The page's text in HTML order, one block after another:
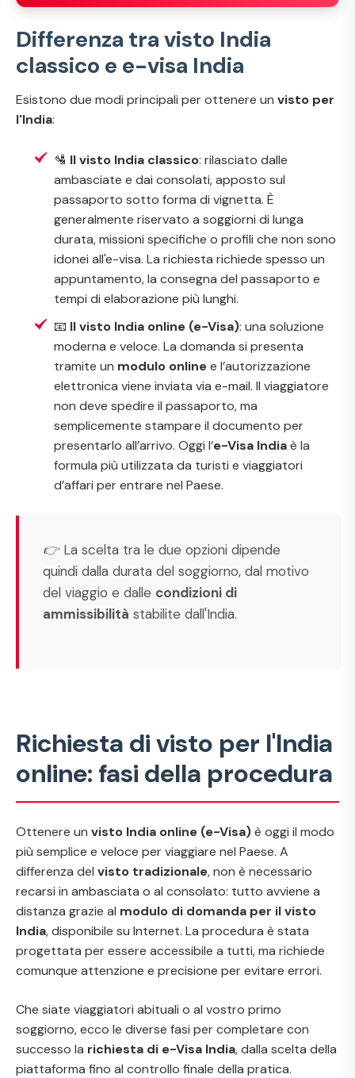
Differenza tra visto India
classico e e-visa India
Esistono due modi principali per ottenere un visto per
l'India:
🛂 Il visto India classico: rilasciato dalle
ambasciate e dai consolati, apposto sul
passaporto sotto forma di vignetta. È
generalmente riservato a soggiorni di lunga
durata, missioni specifiche o profili che non sono
idonei all'e-visa. La richiesta richiede spesso un
appuntamento, la consegna del passaporto e
tempi di elaborazione più lunghi.
📧 Il visto India online (e-Visa): una soluzione
moderna e veloce. La domanda si presenta
tramite un modulo onlinee l’autorizzazione
elettronica viene inviata via e-mail. Il viaggiatore
non deve spedire il passaporto, ma
semplicemente stampare il documento per
presentarlo all’arrivo. Oggi l’e-Visa Indiaè la
formula più utilizzata da turisti e viaggiatori
d’affari per entrare nel Paese.
👉 La scelta tra le due opzioni dipende
quindi dalla durata del soggiorno, dal motivo
del viaggio e dalle condizioni di
ammissibilità stabilite dall'India.
Richiesta di visto per l'India
online: fasi della procedura
Ottenere un visto India online (e-Visa)è oggi il modo
più semplice e veloce per viaggiare nel Paese. A
differenza del visto tradizionale, non è necessario
recarsi in ambasciata o al consolato: tutto avviene a
distanza grazie al modulo di domanda per il visto
India, disponibile su Internet. La procedura è stata
progettata per essere accessibile a tutti, ma richiede
comunque attenzione e precisione per evitare errori.
Che siate viaggiatori abituali o al vostro primo
soggiorno, ecco le diverse fasi per completare con
successo la richiesta di e-Visa India, dalla scelta della
piattaforma fino al controllo finale della pratica.